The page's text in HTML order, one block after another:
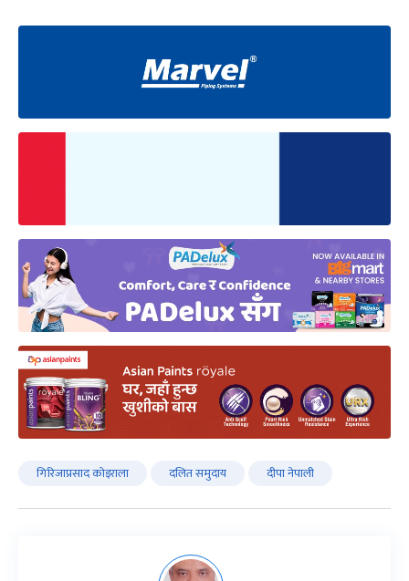
गिरिजाप्रसाद काेइराला दलित समुदाय दीपा नेपाली